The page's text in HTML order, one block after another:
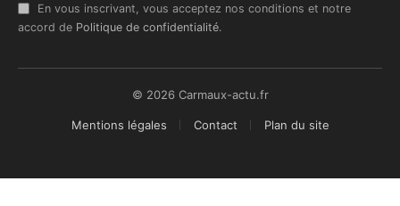
En vous inscrivant, vous acceptez nos conditions et notre
accord de Politique de confidentialité.
© 2026 Carmaux-actu.fr
Mentions légales Contact Plan du site